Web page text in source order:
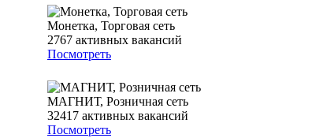
Монетка, Торговая сеть
2767 активных вакансий
Посмотреть
МАГНИТ, Розничная сеть
32417 активных вакансий
Посмотреть